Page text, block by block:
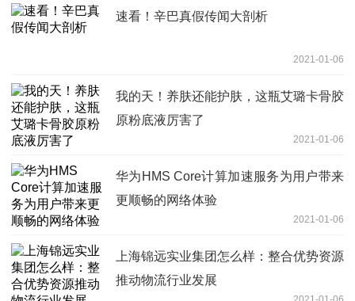
速看！辛巴真假传闻大剖析
2021-01-06
我的天！养肤还能护肤，这瓶艾璐卡骨胶
原粉底液厉害了
2021-01-06
华为HMS Core计算加速服务为用户带来
更顺畅的网络体验
2021-01-06
上海锦远实业集团怎么样：整合优势资源
推动物流行业发展